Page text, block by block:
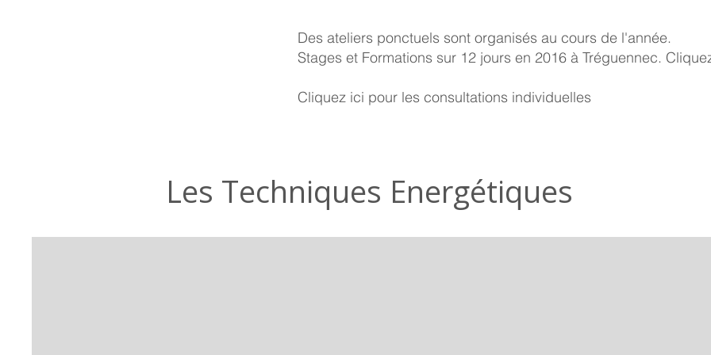
Des ateliers ponctuels sont organisés au cours de l'année.
Stages et Formations sur 12 jours en 2016 à Tréguennec.
Cliquez ici pour les consultations individuelles
Les Techniques Energétiques